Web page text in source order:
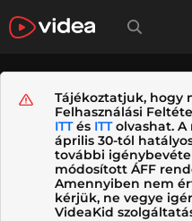
Tájékoztatjuk, hogy
Felhasználási
ITTés ITTolvashat. A
április 30-tól
további
módosított ÁFF
Amennyiben nem
kérjük, ne vegye
VideaKid